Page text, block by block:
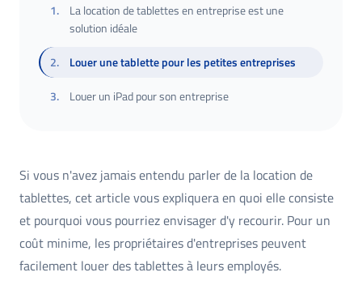
1.
La location de tablettes en entreprise est une
solution idéale
2.
Louer une tablette pour les petites entreprises
3. Louer un iPad pour son entreprise
Si vous n'avez jamais entendu parler de la location de
tablettes, cet article vous expliquera en quoi elle consiste
et pourquoi vous pourriez envisager d'y recourir. Pour un
coût minime, les propriétaires d'entreprises peuvent
facilement louer des tablettes à leurs employés.